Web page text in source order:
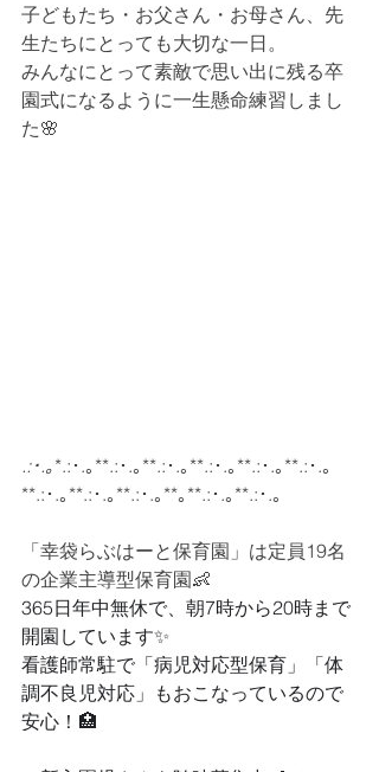
子どもたち・お父さん・お母さん、先
生たちにとっても大切な一日。
みんなにとって素敵で思い出に残る卒
園式になるように一生懸命練習しまし
た🌸
.:･.｡*.:･.｡**.:･.｡**.:･.｡**.:･.｡**.:･.｡**.:･.｡
**.:･.｡**.:･.｡**.:･.｡**｡**.:･.｡**.:･.｡
「幸袋らぶはーと保育園」は定員19名
の企業主導型保育園👶
365日年中無休で、朝7時から20時まで
開園しています✨
看護師常駐で「病児対応型保育」「体
調不良児対応」もおこなっているので
安心！🏥